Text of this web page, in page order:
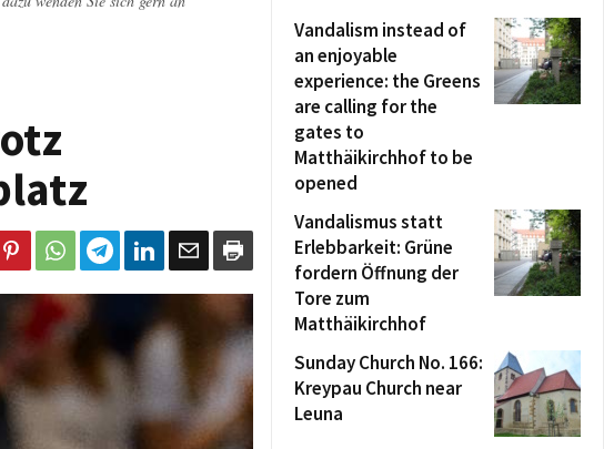
Vandalism instead of
an enjoyable
experience: the Greens
are calling for the
gates to
Matthäikirchhof to be
opened
Vandalismus statt
Erlebbarkeit: Grüne
fordern Öffnung der
Tore zum
Matthäikirchhof
Sunday Church No. 166:
Kreypau Church near
Leuna